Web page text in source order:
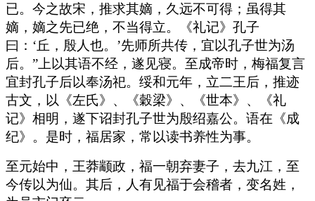
已。今之故宋，推求其嫡，久远不可得；虽得其
嫡，嫡之先已绝，不当得立。《礼记》孔子
曰：‘丘，殷人也。’先师所共传，宜以孔子世为汤
后。”上以其语不经，遂见寝。至成帝时，梅福复言
宜封孔子后以奉汤祀。绥和元年，立二王后，推迹
古文，以《左氏》、《穀梁》、《世本》、《礼
记》相明，遂下诏封孔子世为殷绍嘉公。语在《成
纪》。是时，福居家，常以读书养性为事。
至元始中，王莽颛政，福一朝弃妻子，去九江，至
今传以为仙。其后，人有见福于会稽者，变名姓，